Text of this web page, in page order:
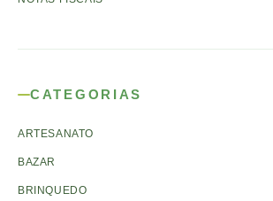
CATEGORIAS
ARTESANATO
BAZAR
BRINQUEDO